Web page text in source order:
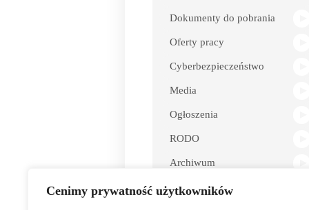
Cenimy prywatność użytkowników
Dokumenty do pobrania
Oferty pracy
Cyberbezpieczeństwo
Media
Ogłoszenia
RODO
Archiwum
Dostępność